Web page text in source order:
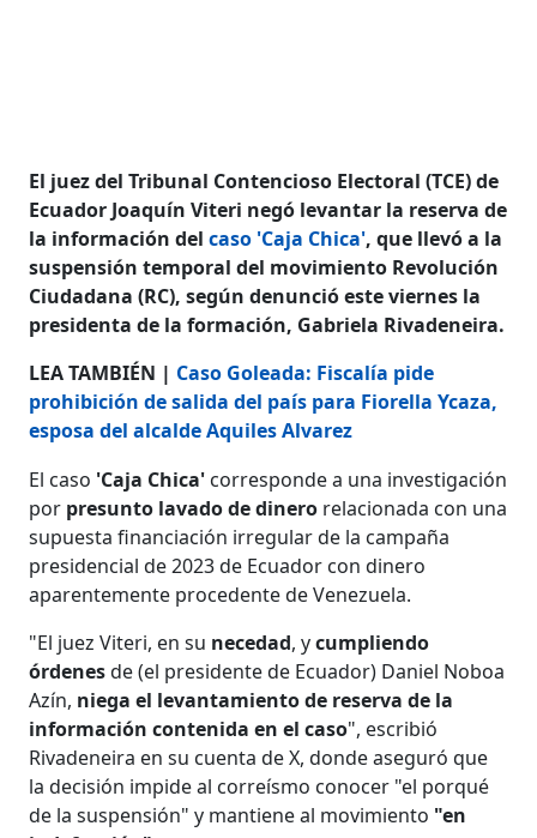
El juez del Tribunal Contencioso Electoral (TCE) de
Ecuador Joaquín Viteri negó levantar la reserva de
la información delcaso 'Caja Chica', que llevó a la
suspensión temporal del movimiento Revolución
Ciudadana (RC), según denunció este viernes la
presidenta de la formación, Gabriela Rivadeneira.
LEA TAMBIÉN | Caso Goleada: Fiscalía pide
prohibición de salida del país para Fiorella Ycaza,
esposa del alcalde Aquiles Alvarez
El caso 'Caja Chica' corresponde a una investigación
por presunto lavado de dinero relacionada con una
supuesta financiación irregular de la campaña
presidencial de 2023 de Ecuador con dinero
aparentemente procedente de Venezuela.
"El juez Viteri, en su necedad, ycumpliendo
órdenesde (el presidente de Ecuador) Daniel Noboa
Azín, niega el levantamiento de reserva de la
información contenida en el caso", escribió
Rivadeneira en su cuenta de X, donde aseguró que
la decisión impide al correísmo conocer "el porqué
de la suspensión" y mantiene al movimiento "en